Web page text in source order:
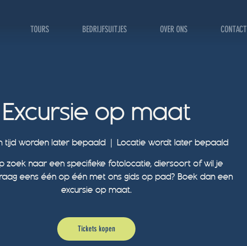
TOURS BEDRIJFSUITJES OVER ONS CONTACT
Excursie op maat
tijd worden later bepaald
  |
Locatie wordt later bepaald
zoek naar een specifieke fotolocatie, diersoort of wil je
eens één op één met ons gids op pad? Boek dan een
excursie op maat.
Tickets kopen